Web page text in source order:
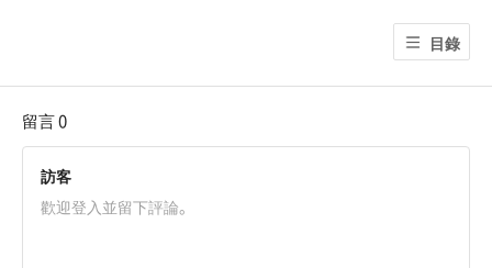
目錄
留言0
訪客